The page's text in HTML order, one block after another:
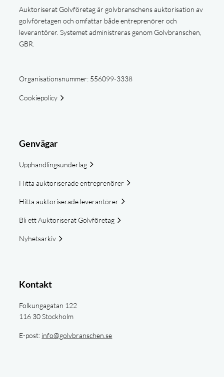
Auktoriserat Golvföretag är golvbranschens auktorisation av
golvföretagen och omfattar både entreprenörer och
leverantörer. Systemet administreras genom Golvbranschen,
GBR.
Organisationsnummer: 556099-3338
Cookiepolicy
Genvägar
Upphandlingsunderlag
Hitta auktoriserade entreprenörer
Hitta auktoriserade leverantörer
Bli ett Auktoriserat Golvföretag
Nyhetsarkiv
Kontakt
Folkungagatan 122
116 30 Stockholm
E-post: info@golvbranschen.se